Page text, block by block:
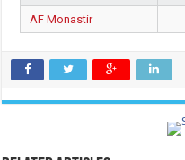
AF Monastir